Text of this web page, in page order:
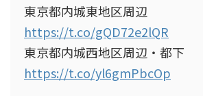
東京都内城東地区周辺
https://t.co/gQD72e2lQR
東京都内城西地区周辺・都下
https://t.co/yl6gmPbcOp